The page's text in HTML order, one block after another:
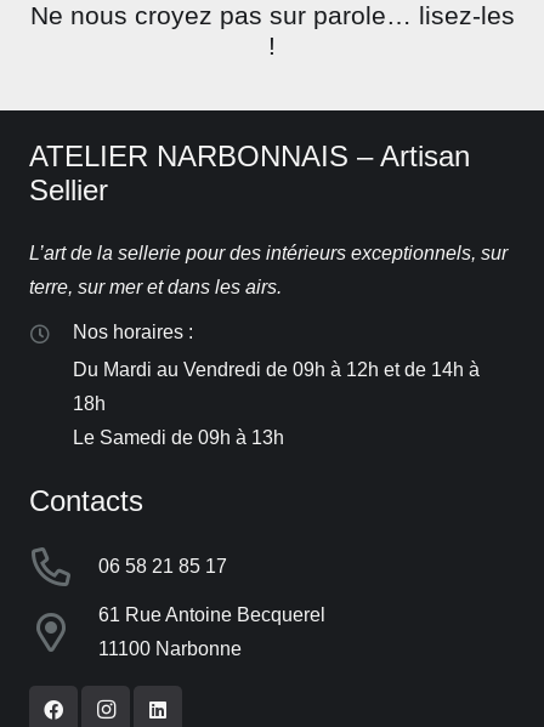
Ne nous croyez pas sur parole… lisez-les
!
ATELIER NARBONNAIS – Artisan
Sellier
L’art de la sellerie pour des intérieurs exceptionnels, sur
terre, sur mer et dans les airs.
Nos horaires :
Du Mardi au Vendredi de 09h à 12h et de 14h à
18h
Le Samedi de 09h à 13h
Contacts
06 58 21 85 17
61 Rue Antoine Becquerel
11100 Narbonne